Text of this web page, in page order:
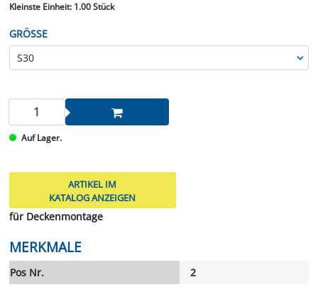
Kleinste Einheit:1.00 Stück
GRÖSSE
Auf Lager.
ARTIKEL IM
KATALOG ANZEIGEN
für Deckenmontage
MERKMALE
Pos Nr. 2